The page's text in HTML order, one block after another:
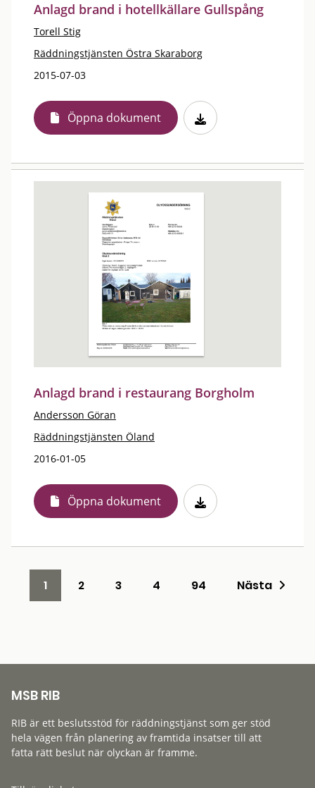
Anlagd brand i hotellkällare Gullspång
Torell Stig
Räddningstjänsten Östra Skaraborg
2015-07-03
Öppna dokument
Anlagd brand i restaurang Borgholm
Andersson Göran
Räddningstjänsten Öland
2016-01-05
Öppna dokument
1 2 3 4 94 Nästa
MSB RIB
RIB är ett beslutsstöd för räddningstjänst som ger stöd
hela vägen från planering av framtida insatser till att
fatta rätt beslut när olyckan är framme.